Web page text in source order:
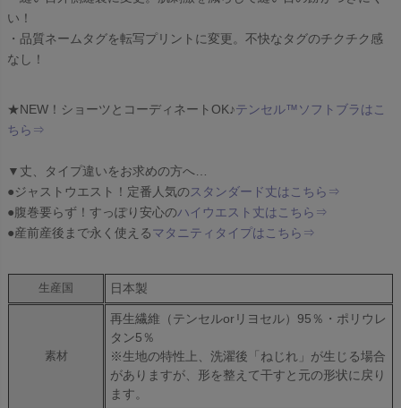
い！
・品質ネームタグを転写プリントに変更。不快なタグのチクチク感
なし！
★NEW！ショーツとコーディネートOK♪テンセル™ソフトブラはこ
ちら⇒
▼丈、タイプ違いをお求めの方へ…
●ジャストウエスト！定番人気のスタンダード丈はこちら⇒
●腹巻要らず！すっぽり安心のハイウエスト丈はこちら⇒
●産前産後まで永く使えるマタニティタイプはこちら⇒
生産国 日本製
素材
再生繊維（テンセルorリヨセル）95％・ポリウレ
タン5％
※生地の特性上、洗濯後「ねじれ」が生じる場合
がありますが、形を整えて干すと元の形状に戻り
ます。